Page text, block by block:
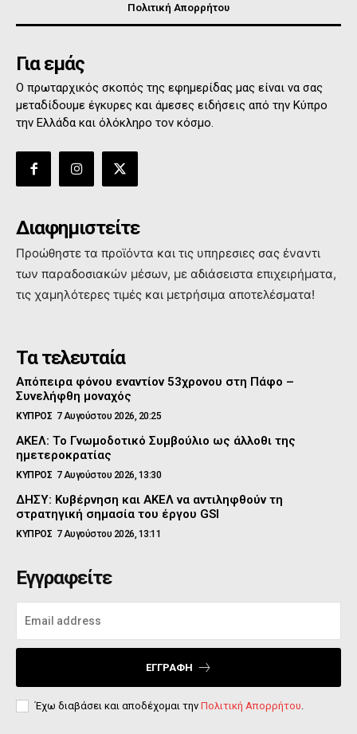
Πολιτική Απορρήτου
Για εμάς
Ο πρωταρχικός σκοπός της εφημερίδας μας είναι να σας
μεταδίδουμε έγκυρες και άμεσες ειδήσεις από την Κύπρο
την Ελλάδα και όλόκληρο τον κόσμο.
Διαφημιστείτε
Προώθηστε τα προϊόντα και τις υπηρεσιες σας έναντι
των παραδοσιακών μέσων, με αδιάσειστα επιχειρήματα,
τις χαμηλότερες τιμές και μετρήσιμα αποτελέσματα!
Τα τελευταία
Απόπειρα φόνου εναντίον 53χρονου στη Πάφο –
Συνελήφθη μοναχός
ΚΥΠΡΟΣ 7 Αυγούστου 2026, 20:25
ΑΚΕΛ: Το Γνωμοδοτικό Συμβούλιο ως άλλοθι της
ημετεροκρατίας
ΚΥΠΡΟΣ 7 Αυγούστου 2026, 13:30
ΔΗΣΥ: Κυβέρνηση και ΑΚΕΛ να αντιληφθούν τη
στρατηγική σημασία του έργου GSI
ΚΥΠΡΟΣ 7 Αυγούστου 2026, 13:11
Εγγραφείτε
ΕΓΓΡΑΦΉ
Έχω διαβάσει και αποδέχομαι την Πολιτική Απορρήτου.